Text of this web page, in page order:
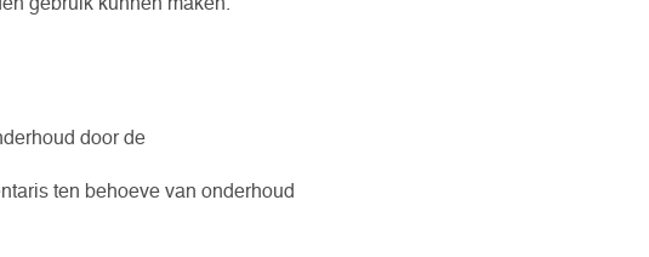
gebruik kunnen maken.
door de
ten behoeve van onderhoud